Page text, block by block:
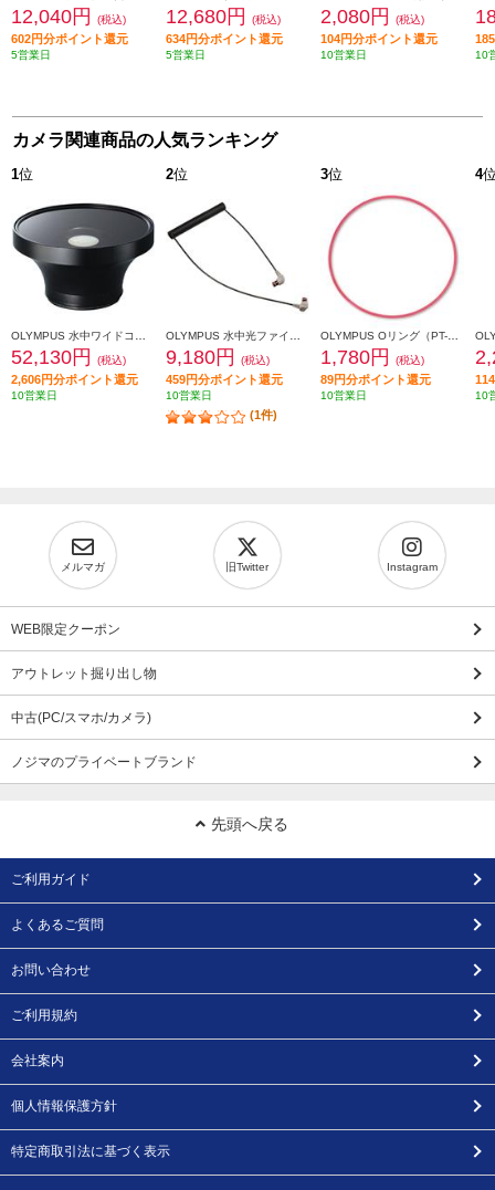
12,040円 (税込)
602円分ポイント還元
5営業日
12,680円 (税込)
634円分ポイント還元
5営業日
2,080円 (税込)
104円分ポイント還元
10営業日 10
カメラ関連商品の人気ランキング
1位
52,130円 (税込)
2,606円分ポイント還元
10営業日
2位
9,180円 (税込)
459円分ポイント還元
10営業日
(1件)
3位
1,780円 (税込)
89円分ポイント還元
10営業日
4
10
メルマガ 旧Twitter Instagram
WEB限定クーポン
アウトレット掘り出し物
中古(PC/スマホ/カメラ)
ノジマのプライベートブランド
先頭へ戻る
ご利用ガイド
よくあるご質問
お問い合わせ
ご利用規約
会社案内
個人情報保護方針
特定商取引法に基づく表示